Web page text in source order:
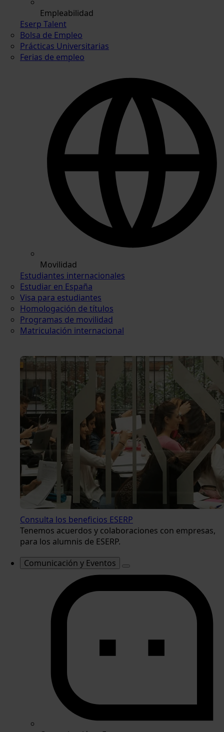
Empleabilidad
Eserp Talent
Bolsa de Empleo
Prácticas Universitarias
Ferias de empleo
Movilidad
Estudiantes internacionales
Estudiar en España
Visa para estudiantes
Homologación de títulos
Programas de movilidad
Matriculación internacional
Consulta los beneficios ESERP
Tenemos acuerdos y colaboraciones con empresas,
para los alumnis de ESERP.
Comunicación y Eventos